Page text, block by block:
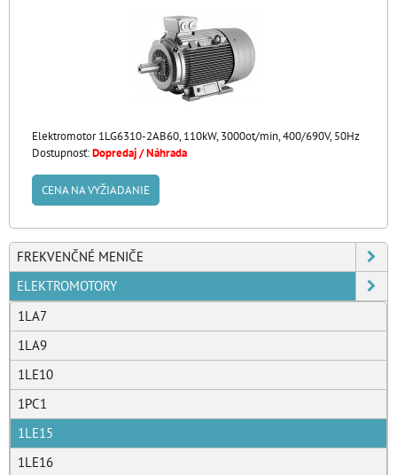
Elektromotor 1LG6310-2AB60, 110kW, 3000ot/min, 400/690V, 50Hz
Dostupnosť:Dopredaj / Náhrada
CENA NA VYŽIADANIE
FREKVENČNÉ MENIČE
ELEKTROMOTORY
1LA7
1LA9
1LE10
1PC1
1LE15
1LE16